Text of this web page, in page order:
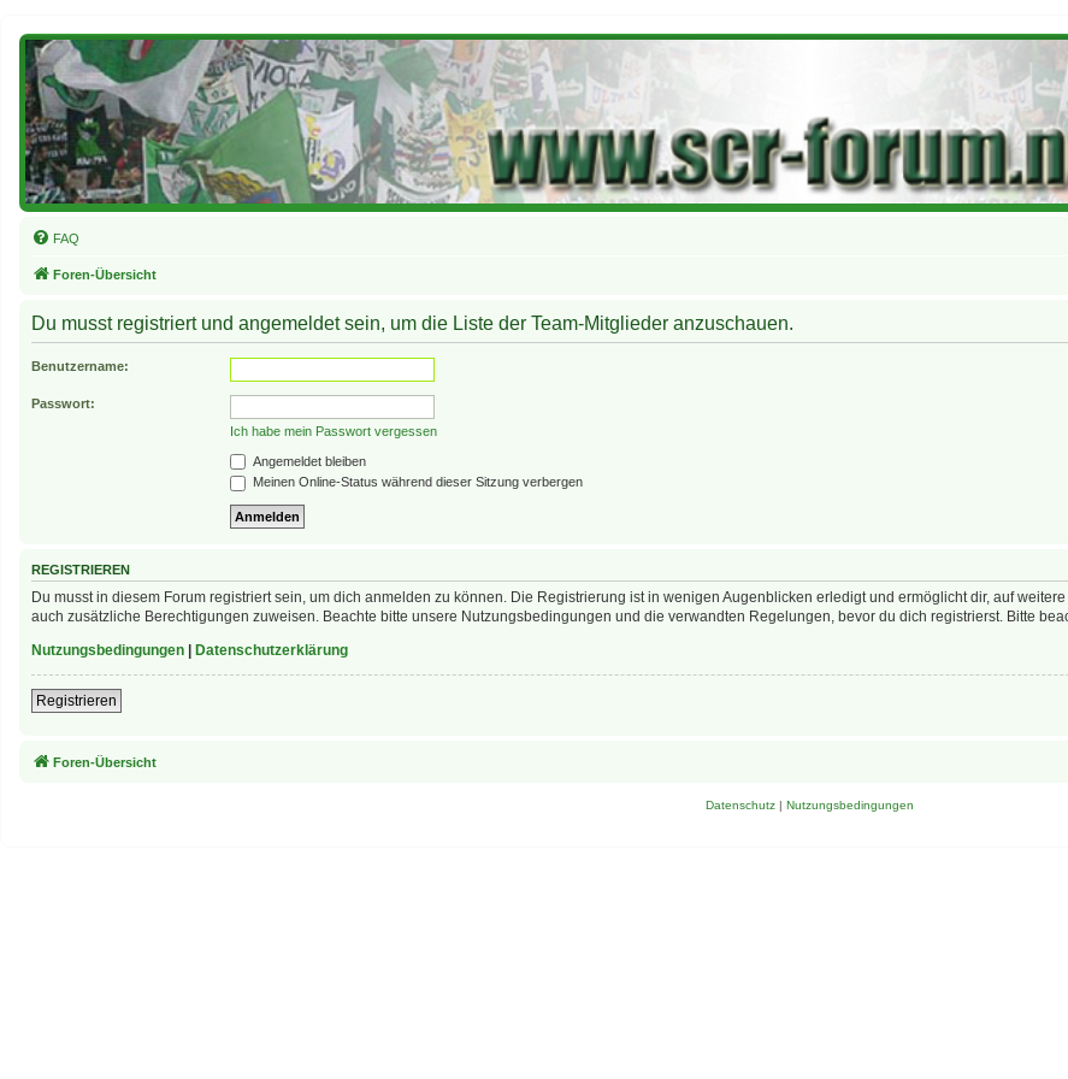
FAQ
Foren-Übersicht
Du musst registriert und angemeldet sein, um die Liste der Team-Mitglieder anzuschauen.
Benutzername:
Passwort:
Ich habe mein Passwort vergessen
Angemeldet bleiben
Meinen Online-Status während dieser Sitzung verbergen
REGISTRIEREN
Du musst in diesem Forum registriert sein, um dich anmelden zu können. Die Registrierung ist in wenigen Augenblicken erledigt und ermöglicht dir, auf
auch zusätzliche Berechtigungen zuweisen. Beachte bitte unsere Nutzungsbedingungen und die verwandten Regelungen, bevor du dich registrierst. Bitte
Nutzungsbedingungen
Datenschutzerklärung
Registrieren
Foren-Übersicht
Datenschutz| Nutzungsbedingungen